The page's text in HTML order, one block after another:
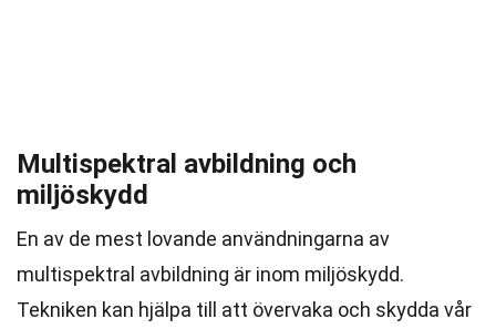
Multispektral avbildning och
miljöskydd
En av de mest lovande användningarna av
multispektral avbildning är inom miljöskydd.
Tekniken kan hjälpa till att övervaka och skydda vår